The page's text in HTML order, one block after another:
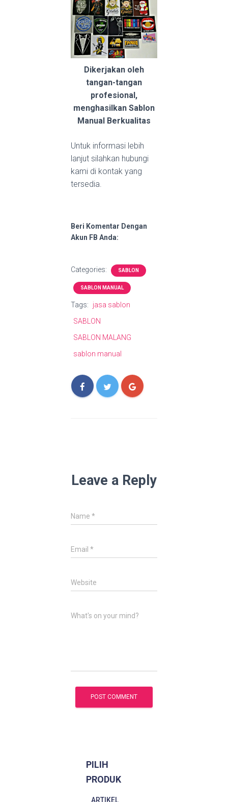
Dikerjakan oleh
tangan-tangan
profesional,
menghasilkan Sablon
Manual Berkualitas
Untuk informasi lebih
lanjut silahkan hubungi
kami di kontak yang
tersedia.
Beri Komentar Dengan
Akun FB Anda:
Categories: SABLON
SABLON MANUAL
Tags:
jasa sablon
SABLON
SABLON MALANG
sablon manual
Leave a Reply
Name *
Email *
Website
What's on your mind?
PILIH
PRODUK
ARTIKEL